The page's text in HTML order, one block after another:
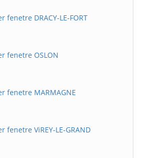
fenetre DRACY-LE-FORT
fenetre OSLON
fenetre MARMAGNE
fenetre ViREY-LE-GRAND